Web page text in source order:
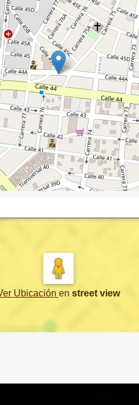
Ubicación en street view